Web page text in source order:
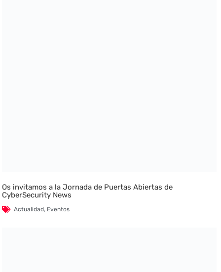
Os invitamos a la Jornada de Puertas Abiertas de
CyberSecurity News
Actualidad, Eventos